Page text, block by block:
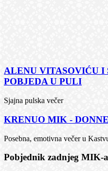
ALENU VITASOVIĆU I
POBJEDA U PULI
Sjajna pulska večer
KRENUO MIK -
Posebna, emotivna večer u
Pobjednik zadnjeg MIK-a